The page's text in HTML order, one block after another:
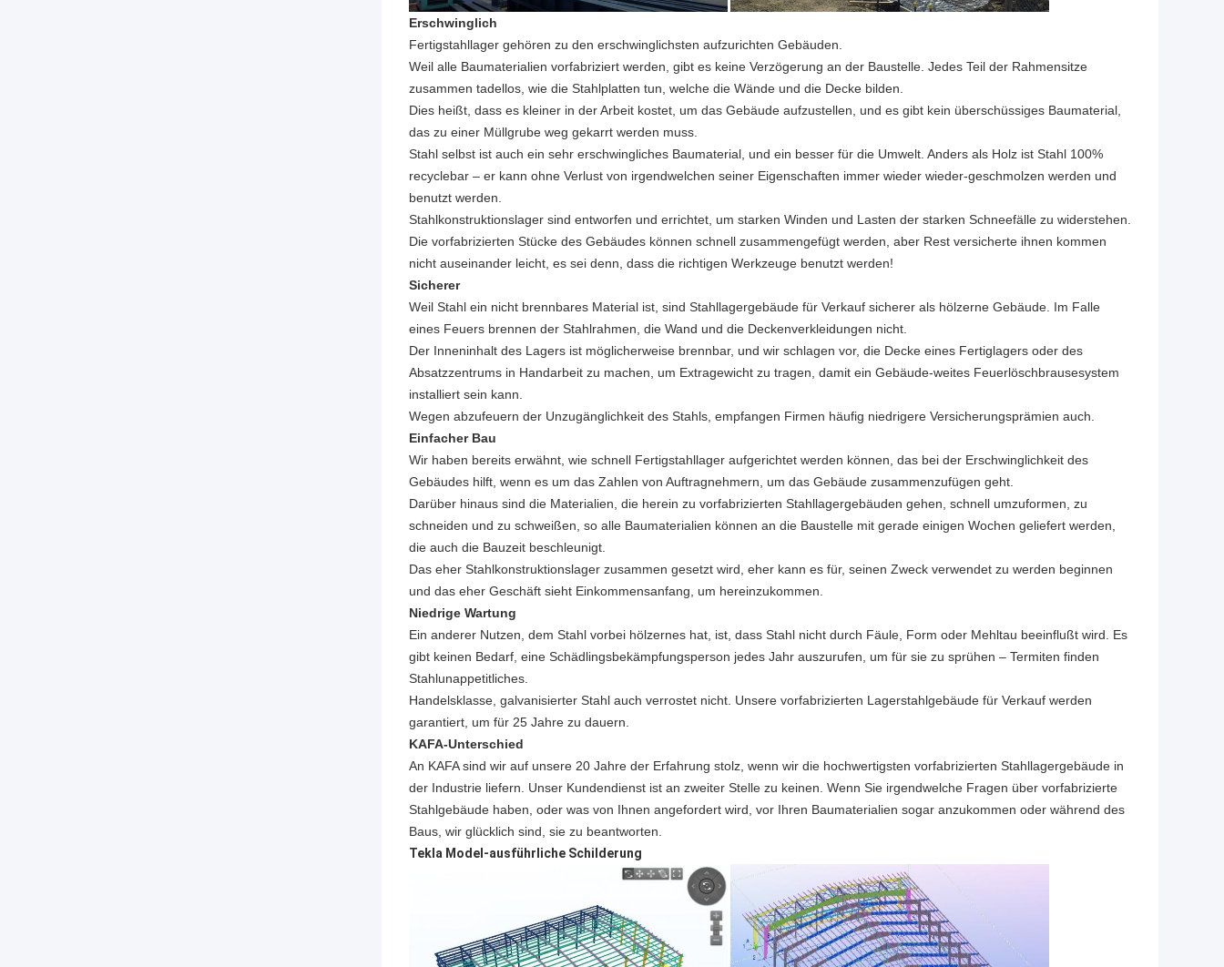
Erschwinglich
Fertigstahllager gehören zu den erschwinglichsten aufzurichten Gebäuden.
Weil alle Baumaterialien vorfabriziert werden, gibt es keine Verzögerung an der Baustelle. Jedes Teil der Rahmensitze
zusammen tadellos, wie die Stahlplatten tun, welche die Wände und die Decke bilden.
Dies heißt, dass es kleiner in der Arbeit kostet, um das Gebäude aufzustellen, und es gibt kein überschüssiges Baumaterial,
das zu einer Müllgrube weg gekarrt werden muss.
Stahl selbst ist auch ein sehr erschwingliches Baumaterial, und ein besser für die Umwelt. Anders als Holz ist Stahl 100%
recyclebar – er kann ohne Verlust von irgendwelchen seiner Eigenschaften immer wieder wieder-geschmolzen werden und
benutzt werden.
Stahlkonstruktionslager sind entworfen und errichtet, um starken Winden und Lasten der starken Schneefälle zu widerstehen.
Die vorfabrizierten Stücke des Gebäudes können schnell zusammengefügt werden, aber Rest versicherte ihnen kommen
nicht auseinander leicht, es sei denn, dass die richtigen Werkzeuge benutzt werden!
Sicherer
Weil Stahl ein nicht brennbares Material ist, sind Stahllagergebäude für Verkauf sicherer als hölzerne Gebäude. Im Falle
eines Feuers brennen der Stahlrahmen, die Wand und die Deckenverkleidungen nicht.
Der Inneninhalt des Lagers ist möglicherweise brennbar, und wir schlagen vor, die Decke eines Fertiglagers oder des
Absatzzentrums in Handarbeit zu machen, um Extragewicht zu tragen, damit ein Gebäude-weites Feuerlöschbrausesystem
installiert sein kann.
Wegen abzufeuern der Unzugänglichkeit des Stahls, empfangen Firmen häufig niedrigere Versicherungsprämien auch.
Einfacher Bau
Wir haben bereits erwähnt, wie schnell Fertigstahllager aufgerichtet werden können, das bei der Erschwinglichkeit des
Gebäudes hilft, wenn es um das Zahlen von Auftragnehmern, um das Gebäude zusammenzufügen geht.
Darüber hinaus sind die Materialien, die herein zu vorfabrizierten Stahllagergebäuden gehen, schnell umzuformen, zu
schneiden und zu schweißen, so alle Baumaterialien können an die Baustelle mit gerade einigen Wochen geliefert werden,
die auch die Bauzeit beschleunigt.
Das eher Stahlkonstruktionslager zusammen gesetzt wird, eher kann es für, seinen Zweck verwendet zu werden beginnen
und das eher Geschäft sieht Einkommensanfang, um hereinzukommen.
Niedrige Wartung
Ein anderer Nutzen, dem Stahl vorbei hölzernes hat, ist, dass Stahl nicht durch Fäule, Form oder Mehltau beeinflußt wird. Es
gibt keinen Bedarf, eine Schädlingsbekämpfungsperson jedes Jahr auszurufen, um für sie zu sprühen – Termiten finden
Stahlunappetitliches.
Handelsklasse, galvanisierter Stahl auch verrostet nicht. Unsere vorfabrizierten Lagerstahlgebäude für Verkauf werden
garantiert, um für 25 Jahre zu dauern.
KAFA-Unterschied
An KAFA sind wir auf unsere 20 Jahre der Erfahrung stolz, wenn wir die hochwertigsten vorfabrizierten Stahllagergebäude in
der Industrie liefern. Unser Kundendienst ist an zweiter Stelle zu keinen. Wenn Sie irgendwelche Fragen über vorfabrizierte
Stahlgebäude haben, oder was von Ihnen angefordert wird, vor Ihren Baumaterialien sogar anzukommen oder während des
Baus, wir glücklich sind, sie zu beantworten.
Tekla Model-ausführliche Schilderung